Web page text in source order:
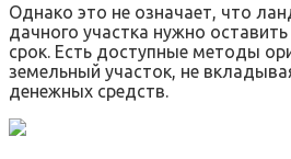
Однако это не означает, что
дачного участка нужно
срок. Есть доступные методы
земельный участок, не
денежных средств.